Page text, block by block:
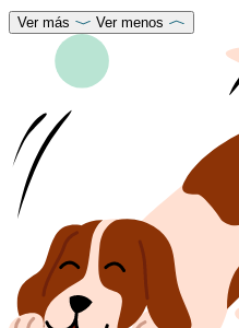
Ver más Ver menos